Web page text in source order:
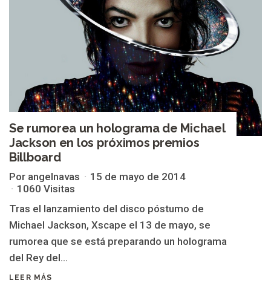
Se rumorea un holograma de Michael
Jackson en los próximos premios
Billboard
Por angelnavas
15 de mayo de 2014
1060 Visitas
Tras el lanzamiento del disco póstumo de
Michael Jackson, Xscape el 13 de mayo, se
rumorea que se está preparando un holograma
del Rey del...
LEER MÁS